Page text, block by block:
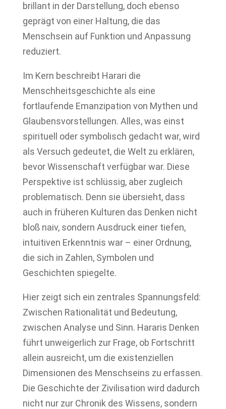
brillant in der Darstellung, doch ebenso
geprägt von einer Haltung, die das
Menschsein auf Funktion und Anpassung
reduziert.
Im Kern beschreibt Harari die
Menschheitsgeschichte als eine
fortlaufende Emanzipation von Mythen und
Glaubensvorstellungen. Alles, was einst
spirituell oder symbolisch gedacht war, wird
als Versuch gedeutet, die Welt zu erklären,
bevor Wissenschaft verfügbar war. Diese
Perspektive ist schlüssig, aber zugleich
problematisch. Denn sie übersieht, dass
auch in früheren Kulturen das Denken nicht
bloß naiv, sondern Ausdruck einer tiefen,
intuitiven Erkenntnis war – einer Ordnung,
die sich in Zahlen, Symbolen und
Geschichten spiegelte.
Hier zeigt sich ein zentrales Spannungsfeld:
Zwischen Rationalität und Bedeutung,
zwischen Analyse und Sinn. Hararis Denken
führt unweigerlich zur Frage, ob Fortschritt
allein ausreicht, um die existenziellen
Dimensionen des Menschseins zu erfassen.
Die Geschichte der Zivilisation wird dadurch
nicht nur zur Chronik des Wissens, sondern